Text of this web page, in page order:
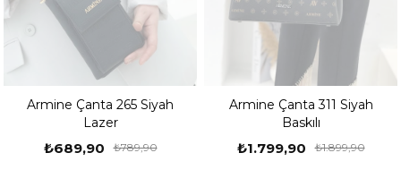
Armine Çanta 265 Siyah
Lazer
₺689,90 ₺789,90
Armine Çanta 311 Siyah
Baskılı
₺1.799,90 ₺1.899,90